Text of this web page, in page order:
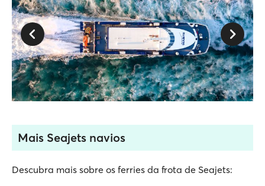
Mais Seajets navios
Descubra mais sobre os ferries da frota de Seajets: